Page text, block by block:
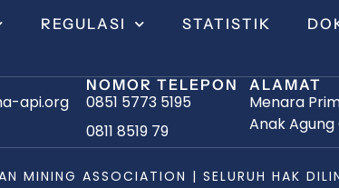
REGULASI STATISTIK
api.org
NOMOR TELEPON
0851 5773 5195
0811 8519 79
ALAMAT
Menara
Anak Agung
MINING ASSOCIATION | SELURUH HAK